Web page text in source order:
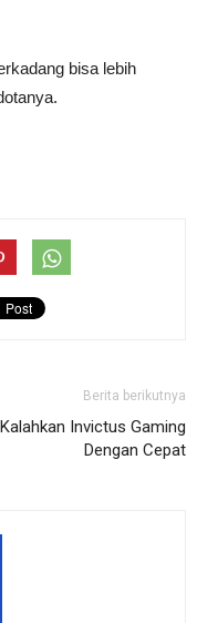
bisa lebih
Berita berikutnya
Invictus Gaming
Dengan Cepat